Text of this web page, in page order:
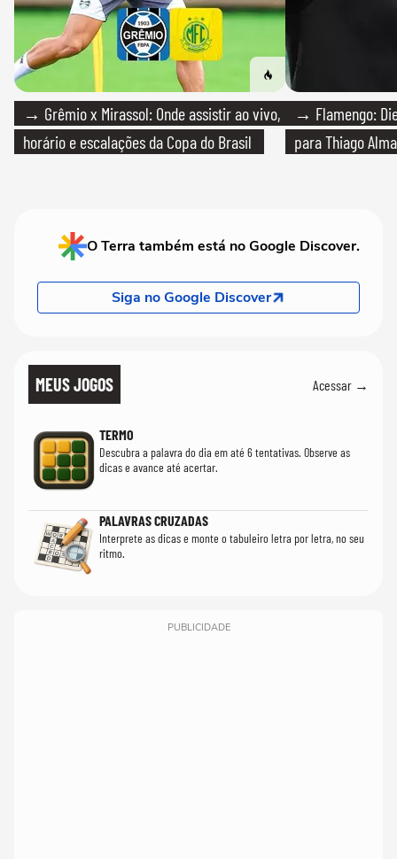
→ Grêmio x Mirassol: Onde assistir ao vivo,
horário e escalações da Copa do Brasil
→ Flamengo:
para Thiago
O Terra também está no Google Discover.
Siga no Google Discover
MEUS JOGOS Acessar →
TERMO
Descubra a palavra do dia em até 6 tentativas. Observe as
dicas e avance até acertar.
PALAVRAS CRUZADAS
Interprete as dicas e monte o tabuleiro letra por letra, no seu
ritmo.
PUBLICIDADE